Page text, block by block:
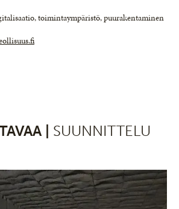
toimintaympäristö, puurakentaminen
| SUUNNITTELU